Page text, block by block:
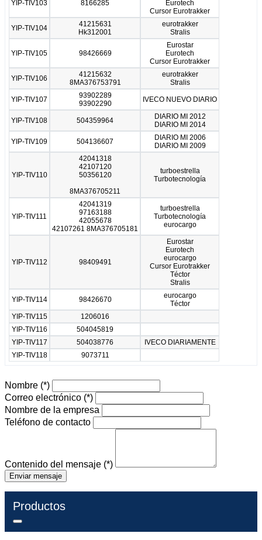
YIP-TIV103 8166285
Eurotech
Cursor Eurotrakker
YIP-TIV104
41215631
Hk312001
eurotrakker
Stralis
YIP-TIV105 98426669
Eurostar
Eurotech
Cursor Eurotrakker
YIP-TIV106
41215632
8MA376753791
eurotrakker
Stralis
YIP-TIV107
93902289
93902290
IVECO NUEVO DIARIO
YIP-TIV108 504359964
DIARIO MI 2012
DIARIO MI 2014
YIP-TIV109 504136607
DIARIO MI 2006
DIARIO MI 2009
YIP-TIV110
42041318
42107120
50356120
8MA376705211
turboestrella
Turbotecnología
YIP-TIV111
42041319
97163188
42055678
42107261 8MA376705181
turboestrella
Turbotecnología
eurocargo
YIP-TIV112 98409491
Eurostar
Eurotech
eurocargo
Cursor Eurotrakker
Téctor
Stralis
YIP-TIV114 98426670
eurocargo
Téctor
YIP-TIV115
1206016
YIP-TIV116
504045819
YIP-TIV117
504038776
IVECO DIARIAMENTE
YIP-TIV118
9073711
Nombre (*)
Correo electrónico (*)
Nombre de la empresa
Teléfono de contacto
Contenido del mensaje (*)
Enviar mensaje
Productos